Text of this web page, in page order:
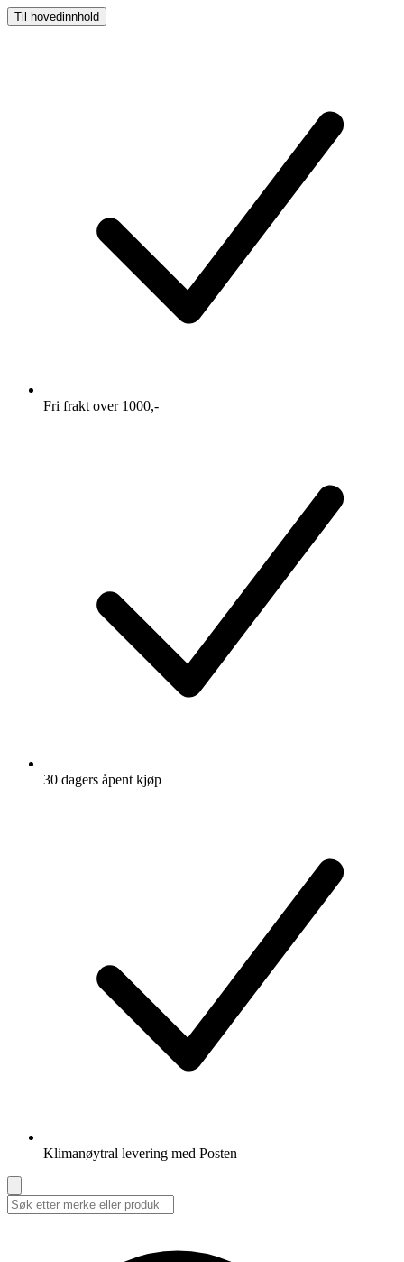
Til hovedinnhold
Fri frakt over 1000,-
30 dagers åpent kjøp
Klimanøytral levering med Posten